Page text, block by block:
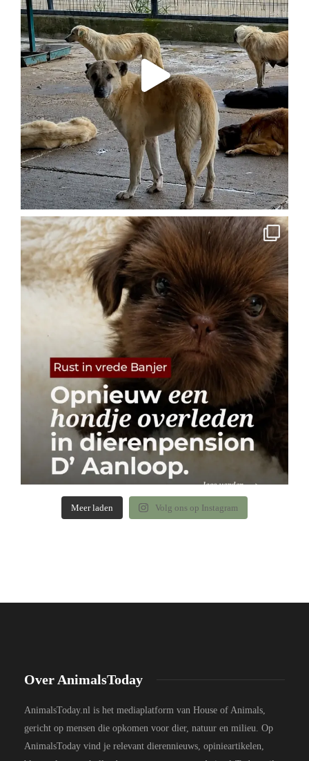
Meer laden Volg ons op Instagram
Over AnimalsToday
AnimalsToday.nl is het mediaplatform van House of Animals,
gericht op mensen die opkomen voor dier, natuur en milieu. Op
AnimalsToday vind je relevant dierennieuws, opinieartikelen,